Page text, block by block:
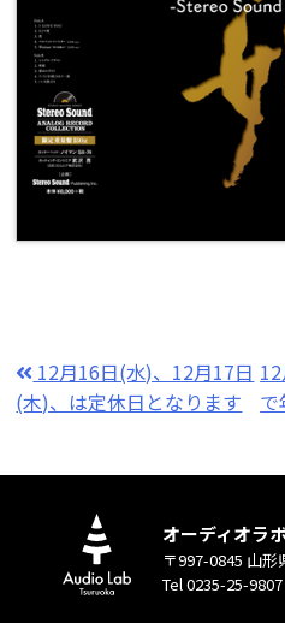
12月16日(水)、12月17日
(木)、は定休日となります
オーディオラ
〒997-0845 山
Tel 0235-25-